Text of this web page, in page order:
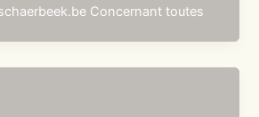
Concernant toutes